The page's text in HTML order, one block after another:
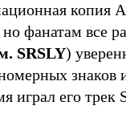
копия
фанатам все
SRSLY)
знаков
играл его трек